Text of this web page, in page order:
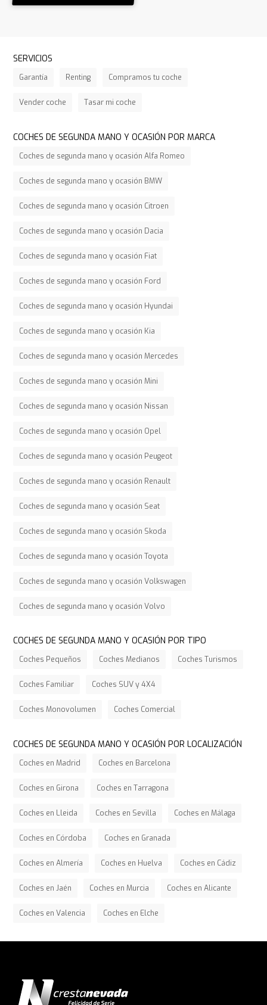
SERVICIOS
Garantía Renting Compramos tu coche
Vender coche Tasar mi coche
COCHES DE SEGUNDA MANO Y OCASIÓN POR MARCA
Coches de segunda mano y ocasión Alfa Romeo
Coches de segunda mano y ocasión BMW
Coches de segunda mano y ocasión Citroen
Coches de segunda mano y ocasión Dacia
Coches de segunda mano y ocasión Fiat
Coches de segunda mano y ocasión Ford
Coches de segunda mano y ocasión Hyundai
Coches de segunda mano y ocasión Kia
Coches de segunda mano y ocasión Mercedes
Coches de segunda mano y ocasión Mini
Coches de segunda mano y ocasión Nissan
Coches de segunda mano y ocasión Opel
Coches de segunda mano y ocasión Peugeot
Coches de segunda mano y ocasión Renault
Coches de segunda mano y ocasión Seat
Coches de segunda mano y ocasión Skoda
Coches de segunda mano y ocasión Toyota
Coches de segunda mano y ocasión Volkswagen
Coches de segunda mano y ocasión Volvo
COCHES DE SEGUNDA MANO Y OCASIÓN POR TIPO
Coches Pequeños Coches Medianos Coches Turismos
Coches Familiar Coches SUV y 4X4
Coches Monovolumen Coches Comercial
COCHES DE SEGUNDA MANO Y OCASIÓN POR LOCALIZACIÓN
Coches en Madrid Coches en Barcelona
Coches en Girona Coches en Tarragona
Coches en Lleida Coches en Sevilla Coches en Málaga
Coches en Córdoba Coches en Granada
Coches en Almería Coches en Huelva Coches en Cádiz
Coches en Jaén Coches en Murcia Coches en Alicante
Coches en Valencia Coches en Elche